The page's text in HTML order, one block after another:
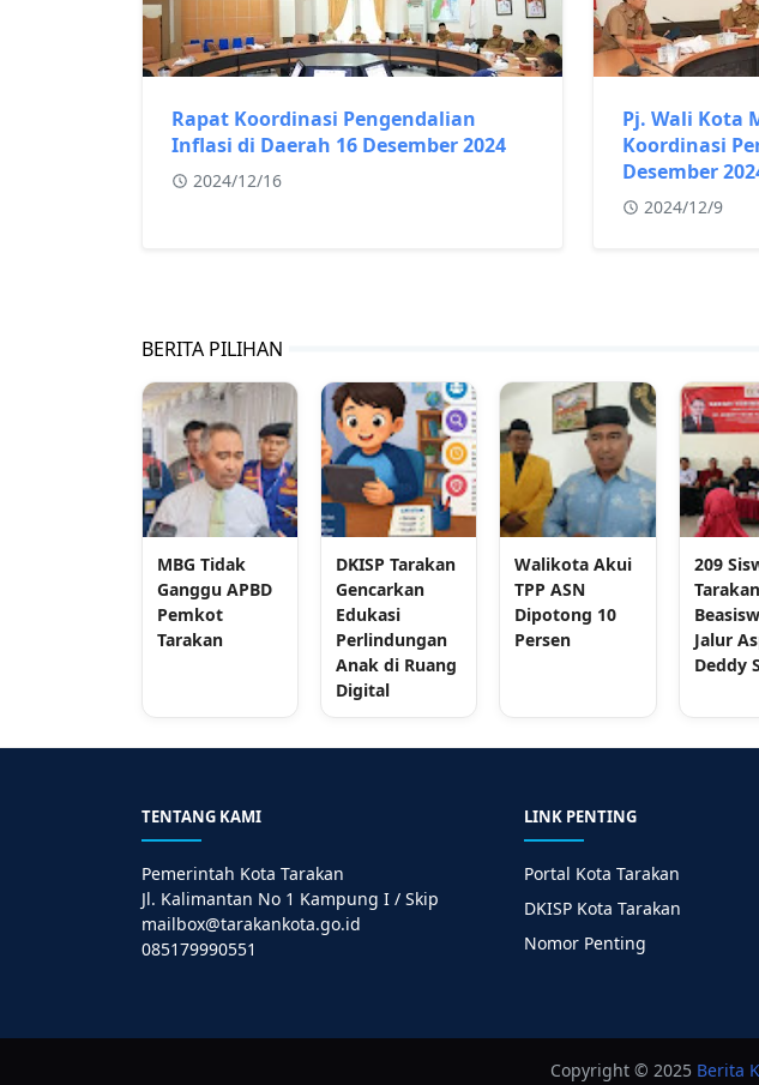
Rapat Koordinasi Pengendalian
Inflasi di Daerah 16 Desember 2024
2024/12/16
Pj. Wali Kota
Koordinasi
Desember
2024/12/9
BERITA PILIHAN
MBG Tidak
Ganggu APBD
Pemkot
Tarakan
DKISP Tarakan
Gencarkan
Edukasi
Perlindungan
Anak di Ruang
Digital
Walikota Akui
TPP ASN
Dipotong 10
Persen
209
Jalur
Deddy
TENTANG KAMI
Pemerintah Kota Tarakan
Jl. Kalimantan No 1 Kampung I / Skip
mailbox@tarakankota.go.id
085179990551
LINK PENTING
Portal Kota Tarakan
DKISP Kota Tarakan
Nomor Penting
Copyright © 2025 Berita